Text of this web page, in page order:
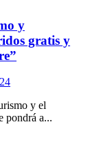
y
gratis y
y el
pondrá a...